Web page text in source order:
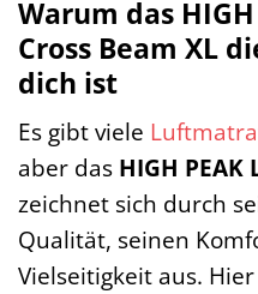
Warum das
Cross Beam XL
dich ist
Es gibt viele
aber das HIGH
zeichnet sich durch
Qualität, seinen
Vielseitigkeit aus.